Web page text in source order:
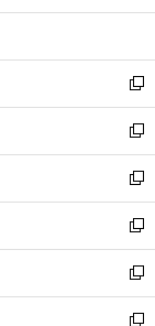
開
ウ
開
く
ン
ウ
で
開
く
ウ
ン
ド
ウ
で
開
く
新
し
い
ウ
ィ
ン
ド
ウ
で
開
く
新
し
い
ウ
ィ
ン
ド
ウ
で
新
し
い
ウ
ィ
ン
ド
新
し
い
ウ
新
し